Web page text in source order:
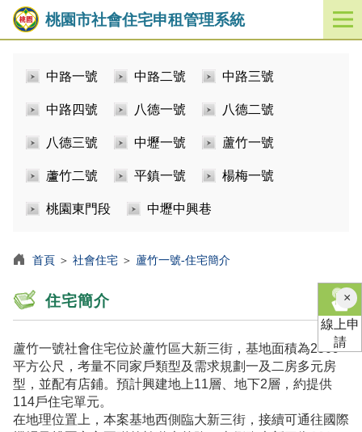
桃園市社會住宅申租管理系統
開
啟
中路一號 中路二號 中路三號
中路四號 八德一號 八德二號
八德三號 中壢一號 蘆竹一號
蘆竹二號 平鎮一號 楊梅一號
桃園東門段 中壢中興巷
首頁 ＞ 社會住宅 ＞ 蘆竹一號-住宅簡介
住宅簡介
蘆竹一號社會住宅位於蘆竹區大新三街，基地面積為2509
平方公尺，考量不同家戶類型及需求規劃一及二房多元房
型，並配有店鋪。預計興建地上11層、地下2層，約提供
114戶住宅單元。
在地理位置上，本案基地西側臨大新三街，接續可通往國際
×關
閉
線上申
請